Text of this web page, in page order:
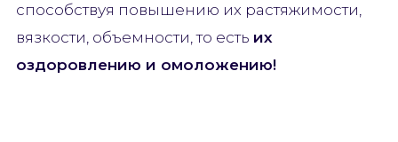
способствуя повышению их растяжимости,
вязкости, объемности, то есть их
оздоровлению и омоложению!